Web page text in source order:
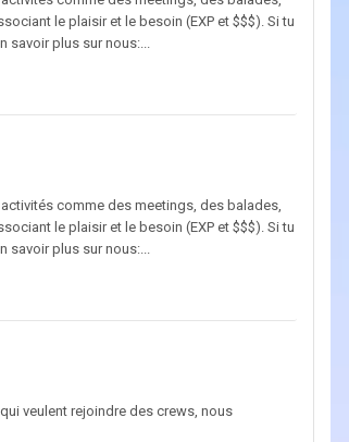
le plaisir et le besoin (EXP et $$$). Si tu
plus sur nous:...
comme des meetings, des balades,
le plaisir et le besoin (EXP et $$$). Si tu
plus sur nous:...
veulent rejoindre des crews, nous